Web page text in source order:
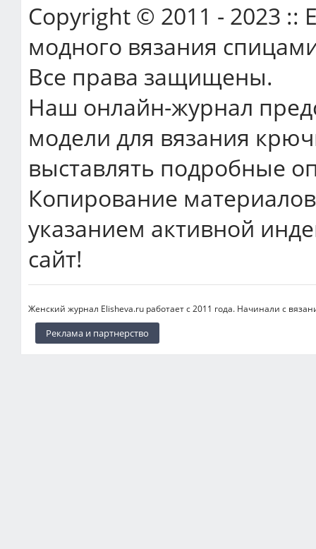
Copyright © 2011 - 2023 ::
модного вязания
Все права защищены.
Наш онлайн-журнал
модели для вязания
выставлять подробные
Копирование
указанием активной
сайт!
Женский журнал Elisheva.ru работает с 2011 года. Начинали с
Реклама и партнерство